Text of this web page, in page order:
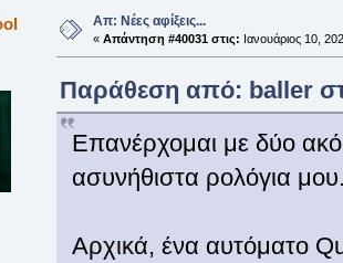
Απ: Νέες αφίξεις...
« Απάντηση #40031 στις: Ιανουάριος 10,
Παράθεση από: baller
Επανέρχομαι με δύο
ασυνήθιστα ρολόγια
Αρχικά, ένα αυτόματο